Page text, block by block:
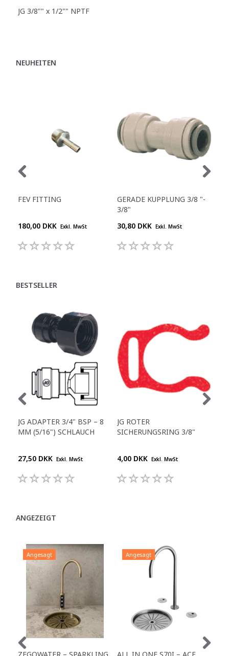
JG 3/8"" x 1/2"" NPTF
NEUHEITEN
FEV FITTING
180,00 DKK Exkl. MwSt
GERADE KUPPLUNG 3/8 "-
3/8"
30,80 DKK Exkl. MwSt
BESTSELLER
JG ADAPTER 3/4" BSP – 8
MM (5/16") SCHLAUCH
27,50 DKK Exkl. MwSt
JG ROTER
SICHERUNGSRING 3/8"
4,00 DKK Exkl. MwSt
ANGEZEIGT
Angesagt
ZEGOWATER – SPARKLING
Angesagt
ALL IN ONE S70I – ACE